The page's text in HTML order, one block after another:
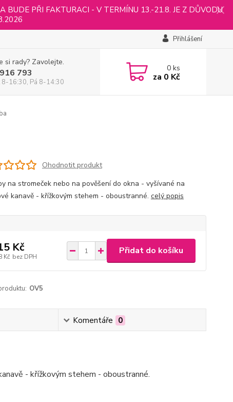
BUDE PŘI FAKTURACI - V TERMÍNU 13.-21.8. JE Z DŮVODU
Přihlášení
si rady? Zavolejte.
793
8-16:30, Pá 8-14:30
0ks
za 0 Kč
Ohodnotit produkt
na stromeček nebo na pověšení do okna - vyšívané na
kanavě - křížkovým stehem - oboustranné. celý popis
Kč
Kč bez DPH
Přidat do košíku
OV5
Komentáře 0
- křížkovým stehem - oboustranné.